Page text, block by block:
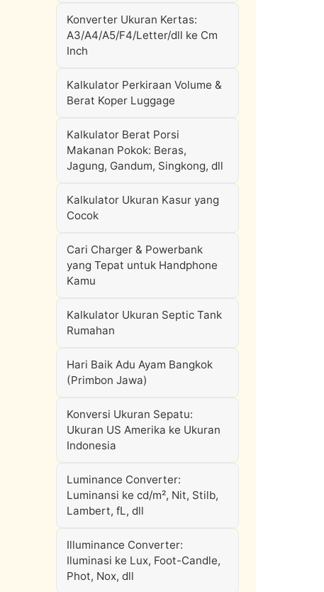
Konverter Ukuran Kertas:
A3/A4/A5/F4/Letter/dll ke Cm
Inch
Kalkulator Perkiraan Volume &
Berat Koper Luggage
Kalkulator Berat Porsi
Makanan Pokok: Beras,
Jagung, Gandum, Singkong, dll
Kalkulator Ukuran Kasur yang
Cocok
Cari Charger & Powerbank
yang Tepat untuk Handphone
Kamu
Kalkulator Ukuran Septic Tank
Rumahan
Hari Baik Adu Ayam Bangkok
(Primbon Jawa)
Konversi Ukuran Sepatu:
Ukuran US Amerika ke Ukuran
Indonesia
Luminance Converter:
Luminansi ke cd/m², Nit, Stilb,
Lambert, fL, dll
Illuminance Converter:
Iluminasi ke Lux, Foot-Candle,
Phot, Nox, dll